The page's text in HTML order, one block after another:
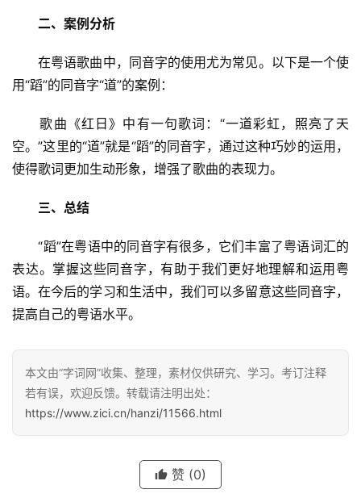
二、案例分析
在粤语歌曲中，同音字的使用尤为常见。以下是一个使
用“蹈”的同音字“道”的案例：
歌曲《红日》中有一句歌词：“一道彩虹，照亮了天
空。”这里的“道”就是“蹈”的同音字，通过这种巧妙的运用，
使得歌词更加生动形象，增强了歌曲的表现力。
三、总结
“蹈”在粤语中的同音字有很多，它们丰富了粤语词汇的
表达。掌握这些同音字，有助于我们更好地理解和运用粤
语。在今后的学习和生活中，我们可以多留意这些同音字，
提高自己的粤语水平。
本文由“字词网”收集、整理，素材仅供研究、学习。考订注释
若有误，欢迎反馈。转载请注明出处：
https://www.zici.cn/hanzi/11566.html
赞 (0)